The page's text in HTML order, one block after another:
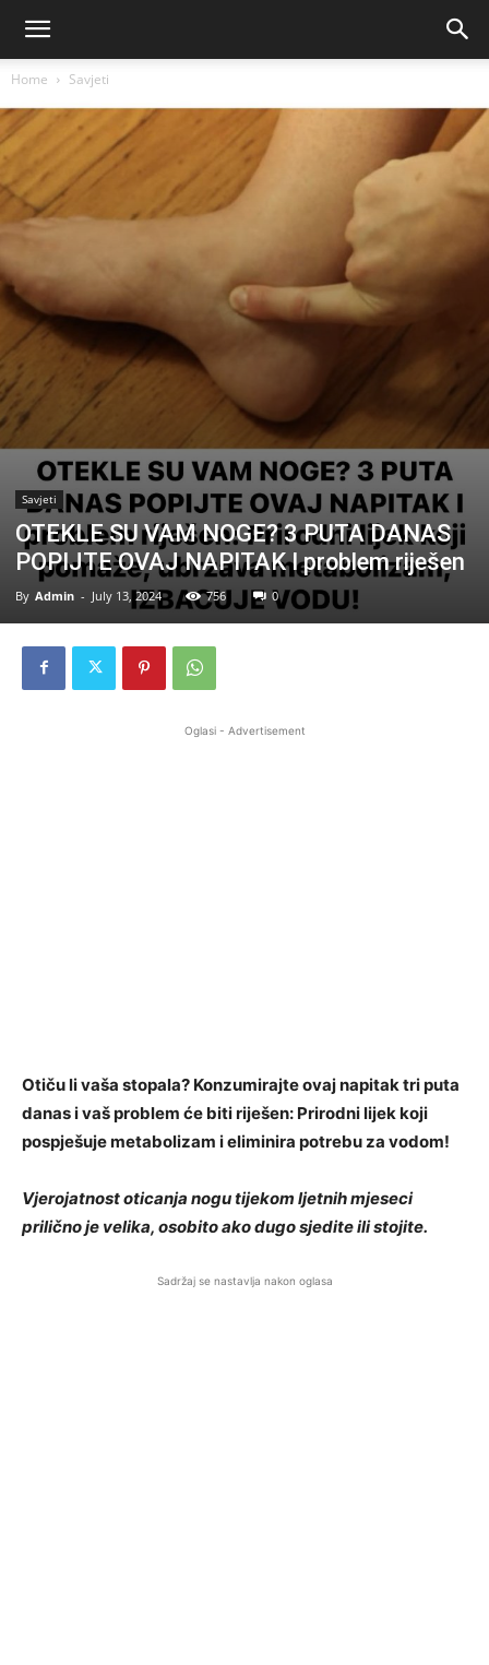
Home Savjeti
Savjeti
OTEKLE SU VAM NOGE? 3 PUTA DANAS
POPIJTE OVAJ NAPITAK I problem riješen
By Admin - July 13, 2024 756 0
Oglasi - Advertisement
Otiču li vaša stopala? Konzumirajte ovaj napitak tri puta
danas i vaš problem će biti riješen: Prirodni lijek koji
pospješuje metabolizam i eliminira potrebu za vodom!
Vjerojatnost oticanja nogu tijekom ljetnih mjeseci
prilično je velika, osobito ako dugo sjedite ili stojite.
Sadržaj se nastavlja nakon oglasa